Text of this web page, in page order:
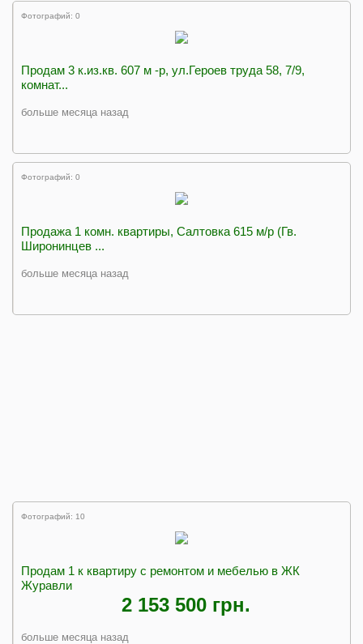
Фотографий: 0
Продам 3 к.из.кв. 607 м -р, ул.Героев труда 58, 7/9,
комнат...
больше месяца назад
Фотографий: 0
Продажа 1 комн. квартиры, Салтовка 615 м/р (Гв.
Широнинцев ...
больше месяца назад
Фотографий: 10
Продам 1 к квартиру с ремонтом и мебелью в ЖК
Журавли
2 153 500 грн.
больше месяца назад